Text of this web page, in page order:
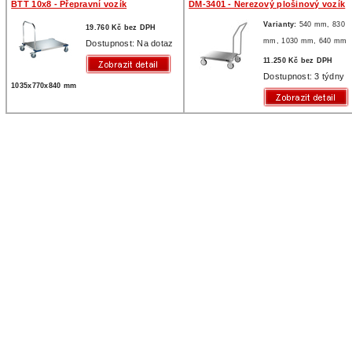
BTT 10x8 - Přepravní vozík
19.760 Kč bez DPH
Dostupnost: Na dotaz
1035x770x840 mm
DM-3401 - Nerezový plošinový vozík
Varianty: 540 mm,830
mm,1030 mm, 640 mm
11.250 Kč bez DPH
Dostupnost: 3 týdny